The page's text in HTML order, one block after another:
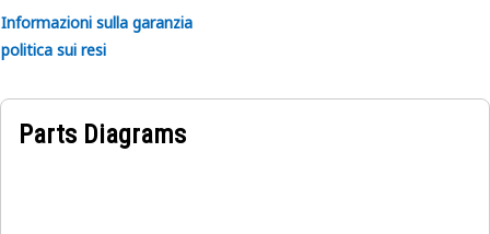
Informazioni sulla garanzia
politica sui resi
Parts Diagrams